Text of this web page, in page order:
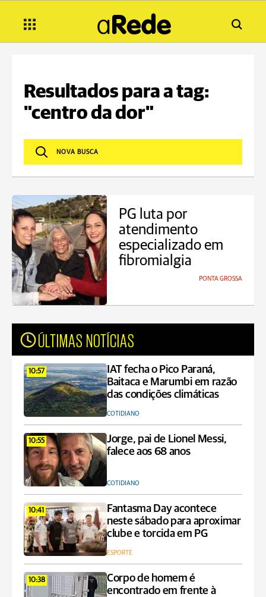
Resultados para a tag:
"centro da dor"
PG luta por
atendimento
especializado em
fibromialgia
PONTA GROSSA
ÚLTIMAS NOTÍCIAS
10:57
IAT fecha o Pico Paraná,
Baitaca e Marumbi em razão
das condições climáticas
COTIDIANO
10:55
Jorge, pai de Lionel Messi,
falece aos 68 anos
COTIDIANO
10:41
Fantasma Day acontece
neste sábado para aproximar
clube e torcida em PG
ESPORTE
10:38
Corpo de homem é
encontrado em frente à